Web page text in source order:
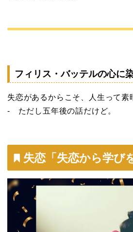
フィリス・バッテルの心に
失恋があるからこそ、人生って素
- ただし五年後の話だけど。
失恋「失恋から学び